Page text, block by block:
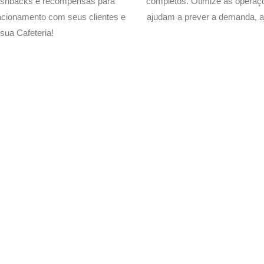
com seus clientes e
Cafeteria!
ajudam a prever a demanda,